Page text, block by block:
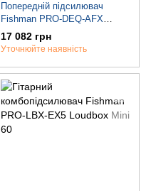
Попередній підсилювач
Fishman PRO-DEQ-AFX
ToneDEQ
17 082 грн
Уточнюйте наявність